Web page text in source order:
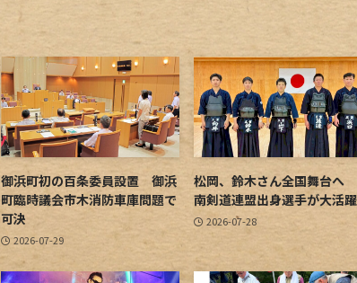
御浜町初の百条委員設置 御浜
町臨時議会市木消防車庫問題で
可決
2026-07-29
松岡、鈴木さん全国舞台へ
南剣道連盟出身選手が大活躍
2026-07-28